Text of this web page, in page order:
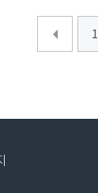
1